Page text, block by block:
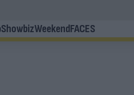
ShowbizWeekendFACES